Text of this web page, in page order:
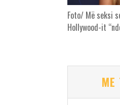
Foto/ Më seksi
Hollywood-it
ME